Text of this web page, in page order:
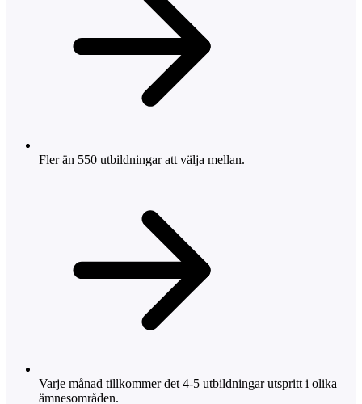
Fler än 550 utbildningar att välja mellan.
Varje månad tillkommer det 4-5 utbildningar utspritt i olika
ämnesområden.